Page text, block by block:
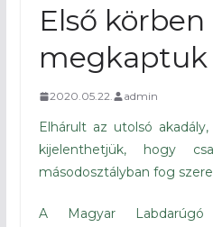
Első körben
megkaptuk
2020.05.22. admin
Elhárult az utolsó
kijelenthetjük, hogy
másodosztályban fog
A Magyar Labdarúgó